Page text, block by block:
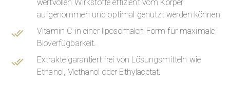
wertvollen Wirkstoffe effizient vom Körper
aufgenommen und optimal genutzt werden können.
Vitamin C in einer liposomalen Form für maximale
Bioverfügbarkeit.
Extrakte garantiert frei von Lösungsmitteln wie
Ethanol, Methanol oder Ethylacetat.